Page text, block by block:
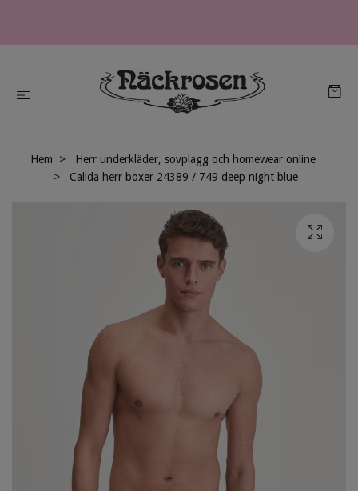
Hem
Herr underkläder, sovplagg och homewear online
Calida herr boxer 24389 / 749 deep night blue